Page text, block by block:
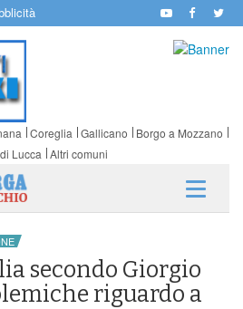
Coreglia Gallicano
Borgo a Mozzano
Lucca Altri comuni
secondo Giorgio
riguardo a